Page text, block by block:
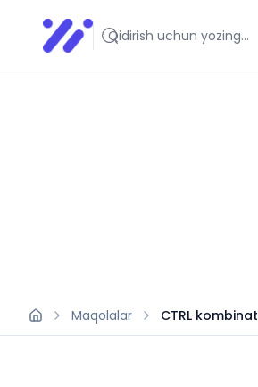
Infoedu
Ta&#039;lim xabarlari va
Maqolalar CTRL